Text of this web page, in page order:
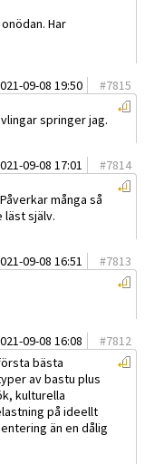
Har
09-08 19:50 #7815
springer jag.
09-08 17:01 #7814
många så
läst själv.
09-08 16:51 #7813
09-08 16:08 #7812
bästa
av bastu plus
kulturella
på ideellt
än en dålig